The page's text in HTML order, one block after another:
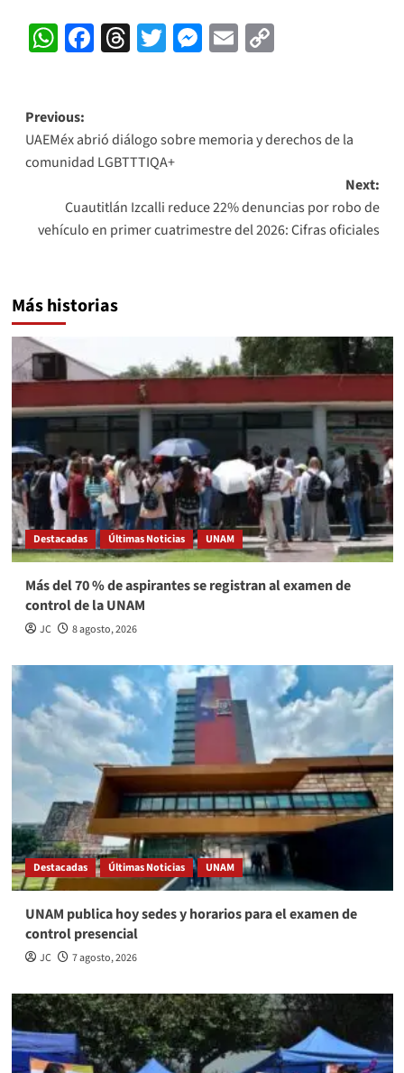
WhatsApp
Facebook
Threads
Twitter
Messenger
EmailCopy
Post
navigation
Previous:
UAEMéx abrió diálogo sobre memoria y derechos de la
comunidad LGBTTTIQA+
Next:
Cuautitlán Izcalli reduce 22% denuncias por robo de
vehículo en primer cuatrimestre del 2026: Cifras oficiales
Más historias
Destacadas Últimas Noticias UNAM
Más del 70 % de aspirantes se registran al examen de
control de la UNAM
JC 8 agosto, 2026
Destacadas Últimas Noticias UNAM
UNAM publica hoy sedes y horarios para el examen de
control presencial
JC 7 agosto, 2026